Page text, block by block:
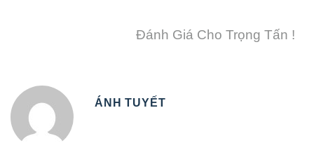
Đánh Giá Cho Trọng Tấn !
ÁNH TUYẾT